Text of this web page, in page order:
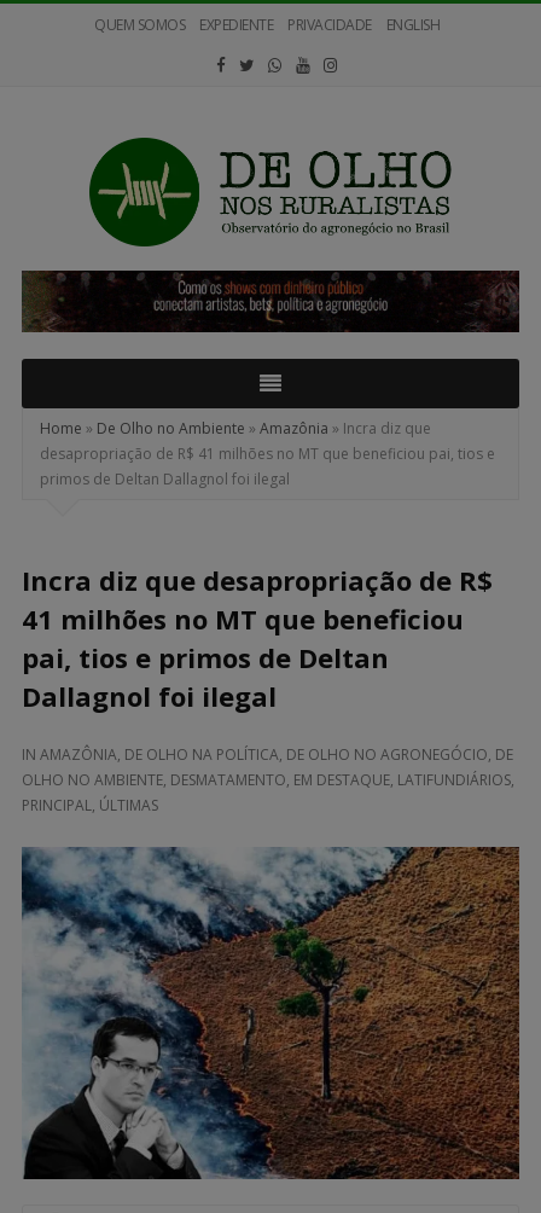
QUEM SOMOS EXPEDIENTE PRIVACIDADE ENGLISH
Olho
nos
Ruralistas
Home » De Olho no Ambiente » Amazônia » Incra diz que
desapropriação de R$ 41 milhões no MT que beneficiou pai, tios e
primos de Deltan Dallagnol foi ilegal
Incra diz que desapropriação de R$
41 milhões no MT que beneficiou
pai, tios e primos de Deltan
Dallagnol foi ilegal
IN AMAZÔNIA, DE OLHO NA POLÍTICA, DE OLHO NO AGRONEGÓCIO, DE
OLHO NO AMBIENTE, DESMATAMENTO, EM DESTAQUE, LATIFUNDIÁRIOS,
PRINCIPAL, ÚLTIMAS